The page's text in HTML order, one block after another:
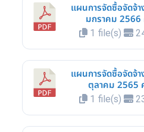
แผนการจัดซื้อจัดจ้า
มกราคม 2566
1 file(s)
แผนการจัดซื้อจัดจ้า
ตุลาคม 2565
1 file(s)